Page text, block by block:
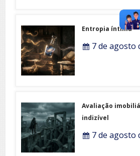
Entropia íntima
7 de agosto
Avaliação
indizível
7 de agosto